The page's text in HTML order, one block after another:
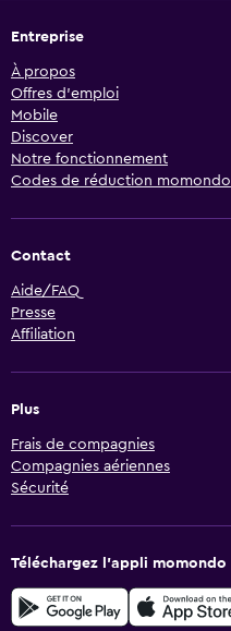
Entreprise
À propos
Offres d’emploi
Mobile
Discover
Notre fonctionnement
Codes de réduction momondo
Contact
Aide/FAQ
Presse
Affiliation
Plus
Frais de compagnies
Compagnies aériennes
Sécurité
Téléchargez l’appli momondo